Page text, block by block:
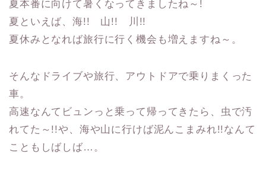
夏本番に向けて暑くなってきましたね～!
夏といえば、海!! 山!! 川!!
夏休みとなれば旅行に行く機会も増えますね～。
そんなドライブや旅行、アウトドアで乗りまくった
車。
高速なんてビュンっと乗って帰ってきたら、虫で汚
れてた～!!や、海や山に行けば泥んこまみれ!!なんて
こともしばしば…。